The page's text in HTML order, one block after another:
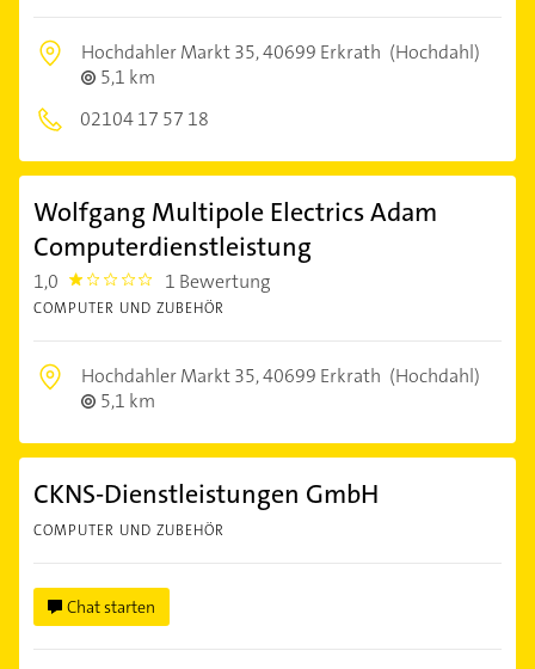
Hochdahler Markt 35,40699 Erkrath (Hochdahl)
5,1 km
02104 17 57 18
Wolfgang Multipole Electrics Adam
Computerdienstleistung
1,0 1.0 1 Bewertung
COMPUTER UND ZUBEHÖR
Hochdahler Markt 35,40699 Erkrath (Hochdahl)
5,1 km
CKNS-Dienstleistungen GmbH
COMPUTER UND ZUBEHÖR
Chat starten